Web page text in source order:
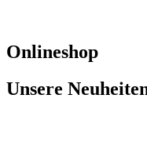
Onlineshop
Unsere